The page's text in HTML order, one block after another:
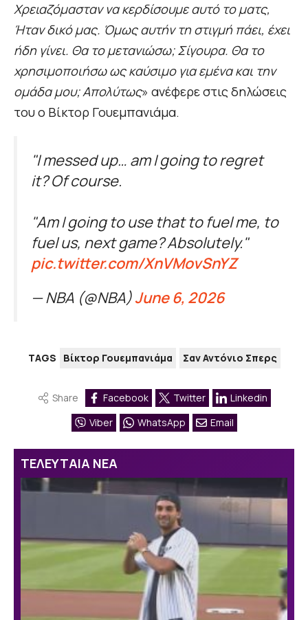
Χρειαζόμασταν να κερδίσουμε αυτό το ματς,
Ήταν δικό μας. Όμως αυτήν τη στιγμή πάει, έχει
ήδη γίνει. Θα το μετανιώσω; Σίγουρα. Θα το
χρησιμοποιήσω ως καύσιμο για εμένα και την
ομάδα μου; Απολύτως» ανέφερε στις δηλώσεις
του ο Βίκτορ Γουεμπανιάμα.
"I messed up… am I going to regret
it? Of course.
"Am I going to use that to fuel me, to
fuel us, next game? Absolutely."
pic.twitter.com/XnVMovSnYZ
— NBA (@NBA)June 6, 2026
TAGS Βίκτορ Γουεμπανιάμα Σαν Αντόνιο Σπερς
Share Facebook Twitter
Linkedin
Viber
WhatsApp Email
ΤΕΛΕΥΤΑΙΑ ΝΕΑ